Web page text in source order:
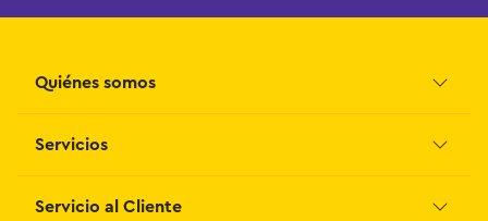
Quiénes somos
Grupo Juguetron
Blog
Servicios
Facturación
Servicio al Cliente